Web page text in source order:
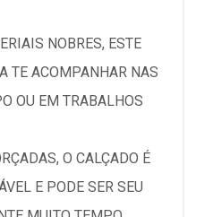
NOBRES, ESTE
TE ACOMPANHAR NAS
OU EM TRABALHOS
O CALÇADO É
E PODE SER SEU